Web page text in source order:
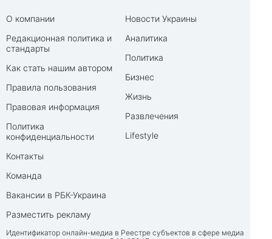
О компании
Редакционная политика и
стандарты
Как стать нашим автором
Правила пользования
Правовая информация
Политика
конфиденциальности
Контакты
Команда
Вакансии в РБК-Украина
Разместить рекламу
Новости Украины
Аналитика
Политика
Бизнес
Жизнь
Развлечения
Lifestyle
Идентификатор онлайн-медиа в Реестре субъектов в сфере медиа